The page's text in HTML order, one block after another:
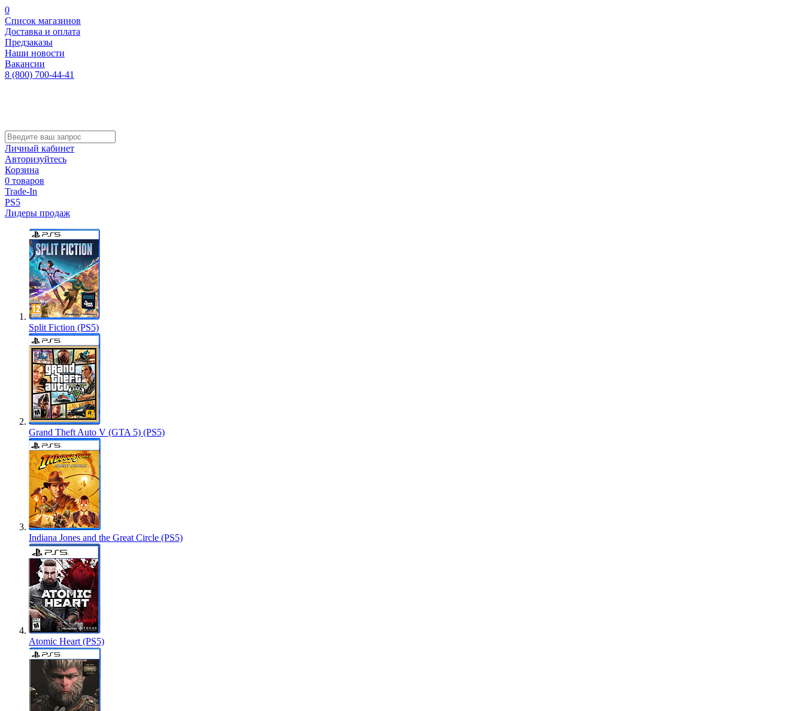
0
Список магазинов
Доставка и оплата
Предзаказы
Наши новости
Вакансии
8 (800) 700-44-41
Личный кабинет
Авторизуйтесь
Корзина
0 товаров
Trade-In
PS5
Лидеры продаж
Split Fiction (PS5)
Grand Theft Auto V (GTA 5) (PS5)
Indiana Jones and the Great Circle (PS5)
Atomic Heart (PS5)